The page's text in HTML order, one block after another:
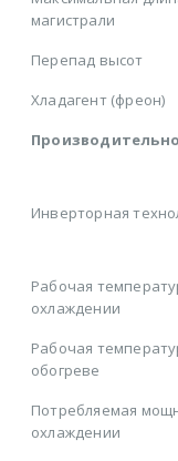
магистрали
Перепад высот
Хладагент (фреон)
Инверторная
Рабочая
охлаждении
Рабочая
обогреве
Потребляемая
охлаждении